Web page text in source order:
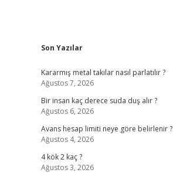
Sidebar
Son Yazılar
Kararmış metal takılar nasıl parlatılır ?
Ağustos 7, 2026
Bir insan kaç derece suda duş alır ?
Ağustos 6, 2026
Avans hesap limiti neye göre belirlenir ?
Ağustos 4, 2026
4 kök 2 kaç ?
Ağustos 3, 2026